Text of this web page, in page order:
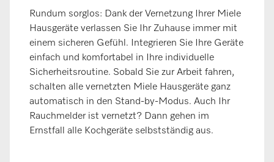
Rundum sorglos: Dank der Vernetzung Ihrer Miele
Hausgeräte verlassen Sie Ihr Zuhause immer mit
einem sicheren Gefühl. Integrieren Sie Ihre Geräte
einfach und komfortabel in Ihre individuelle
Sicherheitsroutine. Sobald Sie zur Arbeit fahren,
schalten alle vernetzten Miele Hausgeräte ganz
automatisch in den Stand-by-Modus. Auch Ihr
Rauchmelder ist vernetzt? Dann gehen im
Ernstfall alle Kochgeräte selbstständig aus.